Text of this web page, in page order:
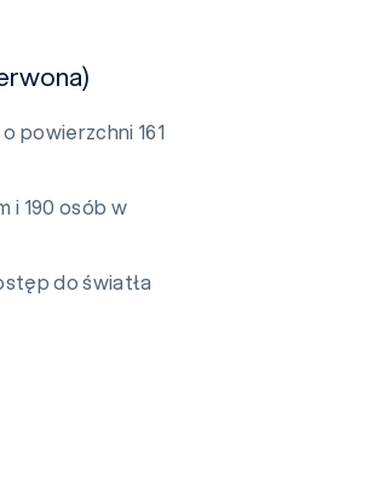
powierzchni 161
i 190 osób w
do światła